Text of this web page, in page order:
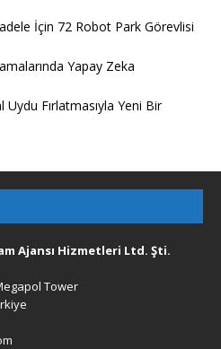
İçin 72 Robot Park Görevlisi
Yapay Zeka
Fırlatmasıyla Yeni Bir
Ajansı Hizmetleri Ltd. Şti.
Tower